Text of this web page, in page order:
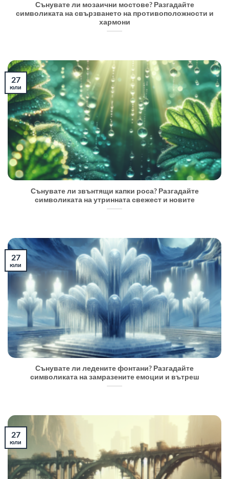
Сънувате ли мозаични мостове? Разгадайте
символиката на свързването на противоположности и
хармони
Сънувате ли звънтящи капки роса? Разгадайте
символиката на утринната свежест и новите
27
юли
Сънувате ли ледените фонтани? Разгадайте
символиката на замразените емоции и вътреш
27
юли
27
юли